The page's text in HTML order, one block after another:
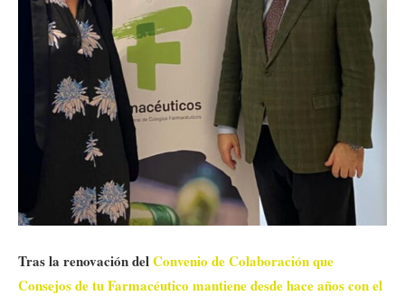
Tras la renovación delConvenio de Colaboración que
Consejos de tu Farmacéutico mantiene desde hace años con el